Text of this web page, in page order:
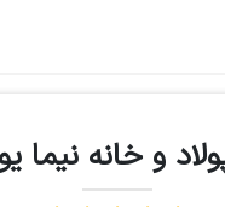
و خانه نیما